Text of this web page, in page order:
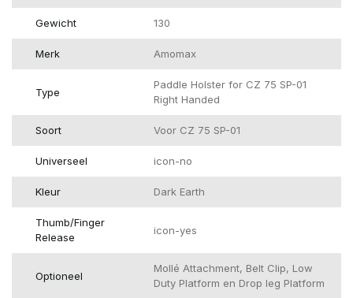
Gewicht 130
Merk Amomax
Type
Paddle Holster for CZ 75 SP-01
Right Handed
Soort Voor CZ 75 SP-01
Universeel icon-no
Kleur Dark Earth
Thumb/Finger
Release
icon-yes
Optioneel
Mollé Attachment, Belt Clip, Low
Duty Platform en Drop leg Platform